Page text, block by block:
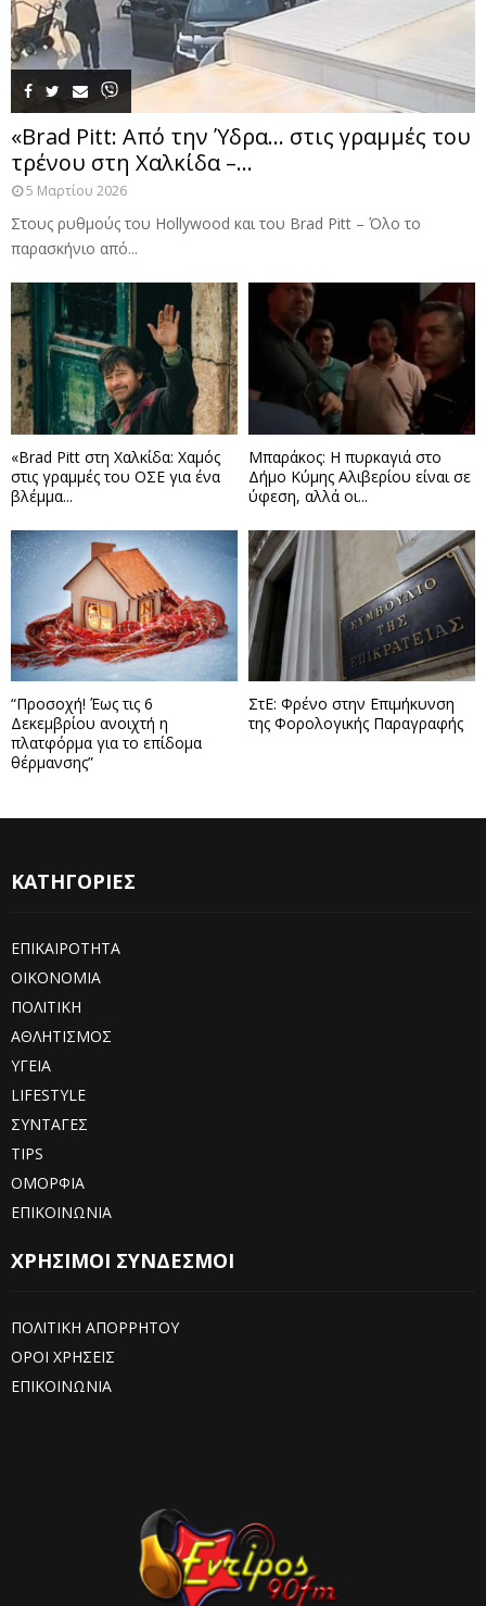
«Brad Pitt: Από την Ύδρα… στις γραμμές του
τρένου στη Χαλκίδα –...
5 Μαρτίου 2026
Στους ρυθμούς του Hollywood και του Brad Pitt – Όλο το
παρασκήνιο από...
«Brad Pitt στη Χαλκίδα: Χαμός
στις γραμμές του ΟΣΕ για ένα
βλέμμα...
Μπαράκος: Η πυρκαγιά στο
Δήμο Κύμης Αλιβερίου είναι σε
ύφεση, αλλά οι...
“Προσοχή! Έως τις 6
Δεκεμβρίου ανοιχτή η
πλατφόρμα για το επίδομα
θέρμανσης”
ΣτΕ: Φρένο στην Επιμήκυνση
της Φορολογικής Παραγραφής
ΚΑΤΗΓΟΡΙΕΣ
ΕΠΙΚΑΙΡΟΤΗΤΑ
ΟΙΚΟΝΟΜΙΑ
ΠΟΛΙΤΙΚΗ
ΑΘΛΗΤΙΣΜΟΣ
ΥΓΕΙΑ
LIFESTYLE
ΣΥΝΤΑΓΕΣ
TIPS
ΟΜΟΡΦΙΑ
ΕΠΙΚΟΙΝΩΝΙΑ
ΧΡΗΣΙΜΟΙ ΣΥΝΔΕΣΜΟΙ
ΠΟΛΙΤΙΚΗ ΑΠΟΡΡΗΤΟΥ
ΟΡΟΙ ΧΡΗΣΕΙΣ
ΕΠΙΚΟΙΝΩΝΙΑ